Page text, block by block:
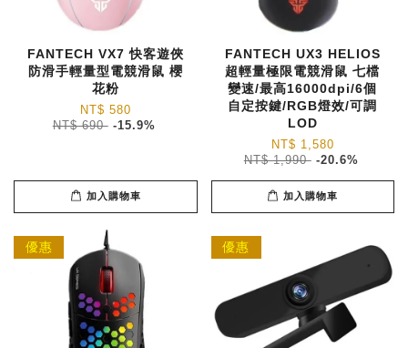
FANTECH VX7 快客遊俠
防滑手輕量型電競滑鼠 櫻
花粉
NT$ 580
NT$ 690 -15.9%
加入購物車
FANTECH UX3 HELIOS
超輕量極限電競滑鼠 七檔
變速/最高16000dpi/6個
自定按鍵/RGB燈效/可調
LOD
NT$ 1,580
NT$ 1,990 -20.6%
加入購物車
優惠 優惠